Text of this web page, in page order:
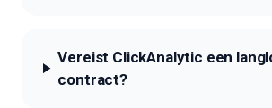
Vereist ClickAnalytic een
contract?